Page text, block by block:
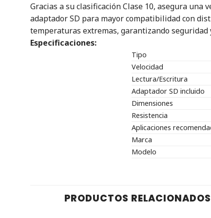
Gracias a su clasificación Clase 10, asegura
adaptador SD para mayor compatibilidad con
temperaturas extremas, garantizando seguridad
Especificaciones:
Tipo
Velocidad
Lectura/Escritura
Adaptador SD incluido
Dimensiones
Resistencia
Aplicaciones
Marca
Modelo
PRODUCTOS RELACIONADOS